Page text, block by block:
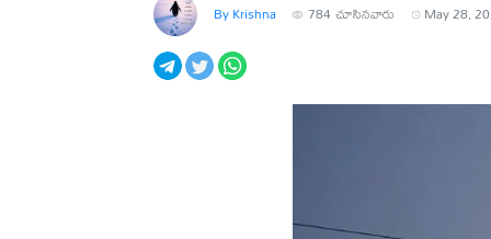
By Krishna 784చూసినవారు May 28,